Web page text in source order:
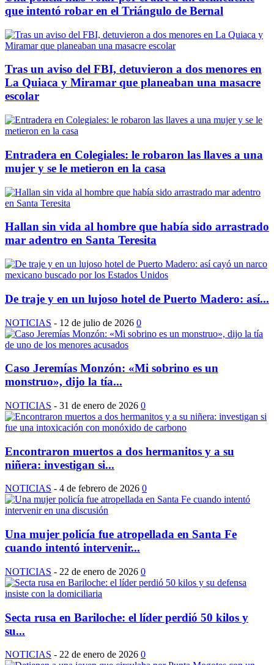
que intentó robar en el Triángulo de Bernal
Tras un aviso del FBI, detuvieron a dos menores en
La Quiaca y Miramar que planeaban una masacre
escolar
Entradera en Colegiales: le robaron las llaves a una
mujer y se le metieron en la casa
Hallan sin vida al hombre que había sido arrastrado
mar adentro en Santa Teresita
De traje y en un lujoso hotel de Puerto Madero: así...
NOTICIAS - 12 de julio de 2026 0
Caso Jeremías Monzón: «Mi sobrino es un
monstruo», dijo la tía...
NOTICIAS - 31 de enero de 2026 0
Encontraron muertos a dos hermanitos y a su
niñera: investigan si...
NOTICIAS - 4 de febrero de 2026 0
Una mujer policía fue atropellada en Santa Fe
cuando intentó intervenir...
NOTICIAS - 22 de enero de 2026 0
Secta rusa en Bariloche: el líder perdió 50 kilos y
su...
NOTICIAS - 22 de enero de 2026 0